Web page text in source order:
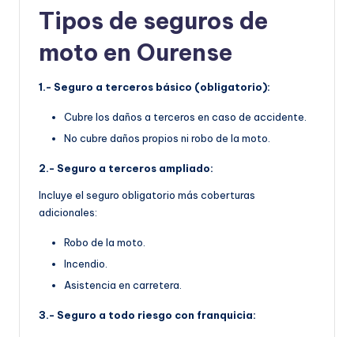
Tipos de seguros de
moto en Ourense
1.- Seguro a terceros básico (obligatorio):
Cubre los daños a terceros en caso de accidente.
No cubre daños propios ni robo de la moto.
2.- Seguro a terceros ampliado:
Incluye el seguro obligatorio más coberturas
adicionales:
Robo de la moto.
Incendio.
Asistencia en carretera.
3.- Seguro a todo riesgo con franquicia: